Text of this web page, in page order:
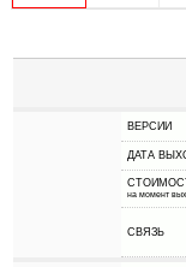
ВЕРСИИ
ДАТА
на момент
СВЯЗЬ